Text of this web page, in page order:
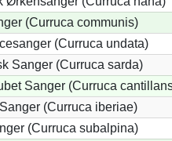
(Curruca communis)
(Curruca undata)
Sanger (Curruca sarda)
Sanger (Curruca
Sanger (Curruca iberiae)
(Curruca subalpina)